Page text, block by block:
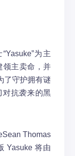
为主
领主卖命，并
了守护拥有谜
对抗袭来的黑
Thomas
Yasuke 将由